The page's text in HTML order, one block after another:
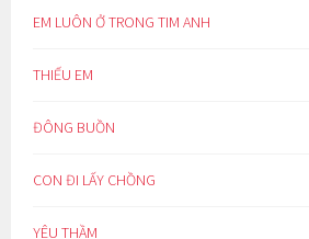
EM LUÔN Ở TRONG TIM ANH
THIẾU EM
ĐÔNG BUỒN
CON ĐI LẤY CHỒNG
YÊU THẦM